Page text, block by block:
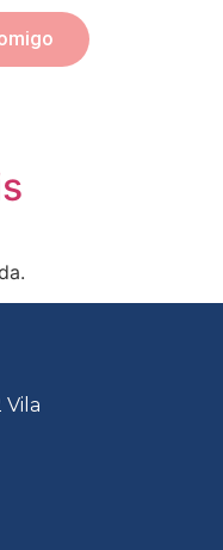
Vila